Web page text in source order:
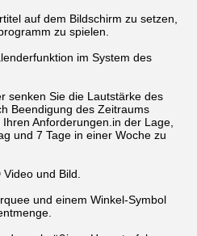
auf dem Bildschirm zu setzen,
zu spielen.
im System des
senken Sie die Lautstärke des
Beendigung des Zeitraums
Anforderungen.in der Lage,
und 7 Tage in einer Woche zu
und Bild.
und einem Winkel-Symbol